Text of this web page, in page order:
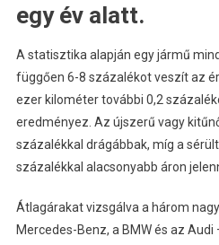
egy év alatt.
A statisztika alapján egy jármű
függően 6-8 százalékot veszít az
ezer kilométer további 0,2
eredményez. Az újszerű vagy
százalékkal drágábbak, míg a
százalékkal alacsonyabb áron
Átlagárakat vizsgálva a három
Mercedes-Benz, a BMW és az